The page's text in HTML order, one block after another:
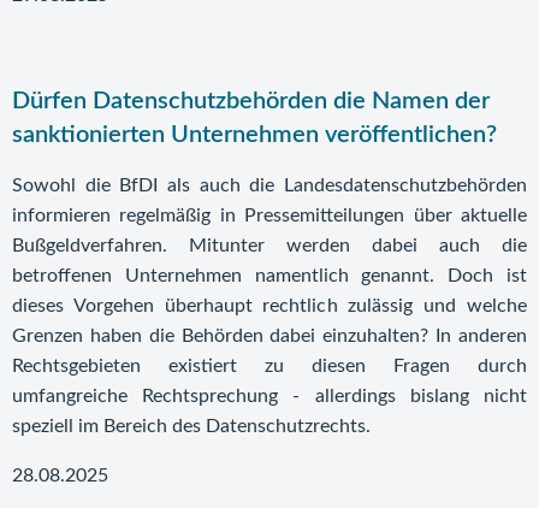
Dürfen Datenschutzbehörden die Namen der
sanktionierten Unternehmen veröffentlichen?
Sowohl die BfDI als auch die Landesdatenschutzbehörden
informieren regelmäßig in Pressemitteilungen über aktuelle
Bußgeldverfahren. Mitunter werden dabei auch die
betroffenen Unternehmen namentlich genannt. Doch ist
dieses Vorgehen überhaupt rechtlich zulässig und welche
Grenzen haben die Behörden dabei einzuhalten? In anderen
Rechtsgebieten existiert zu diesen Fragen durch
umfangreiche Rechtsprechung - allerdings bislang nicht
speziell im Bereich des Datenschutzrechts.
28.08.2025